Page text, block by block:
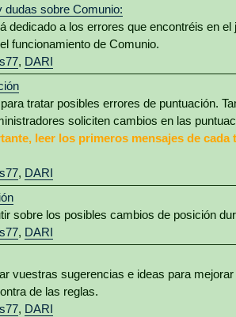
dudas sobre Comunio:
dedicado a los errores que encontréis en el
funcionamiento de Comunio.
, DARI
tratar posibles errores de puntuación.
soliciten cambios en las
leer los primeros mensajes de cada
, DARI
sobre los posibles cambios de posición
, DARI
vuestras sugerencias e ideas para
de las reglas.
, DARI